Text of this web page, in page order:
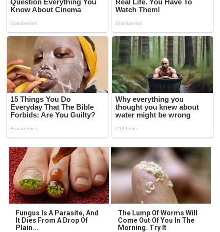
Fungus Is A Parasite, And
It Dies From A Drop Of
Plain...
The Lump Of Worms Will
Come Out Of You In The
Morning. Try It